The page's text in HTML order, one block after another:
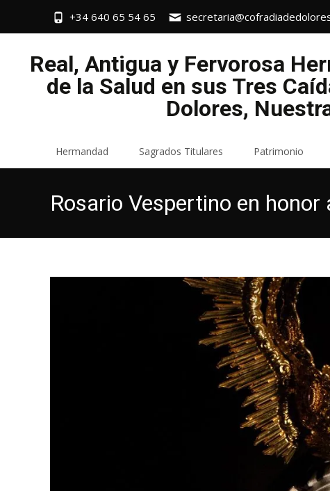
+34 640 65 54 65
Real, Antigua y Fervorosa
de la Salud en sus Tres
Dolores,
Hermandad Sagrados Titulares Patrimonio
Rosario Vespertino en